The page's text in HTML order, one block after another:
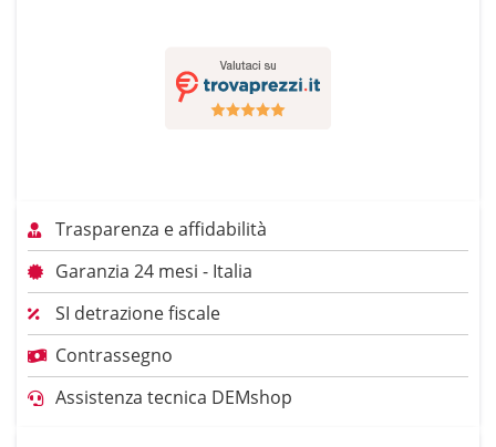
Trasparenza e affidabilità
Garanzia 24 mesi - Italia
SI detrazione fiscale
Contrassegno
Assistenza tecnica DEMshop